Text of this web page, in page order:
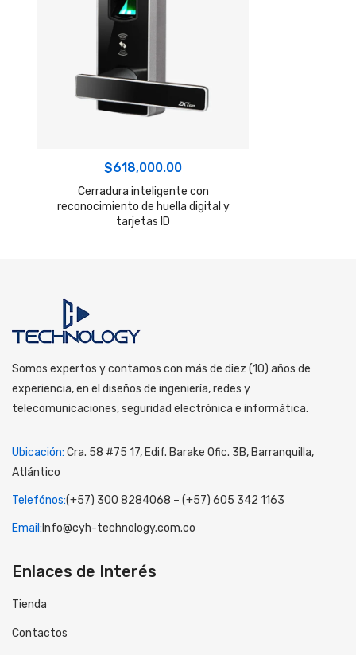
$618,000.00
Cerradura inteligente con
reconocimiento de huella digital y
tarjetas ID
Somos expertos y contamos con más de diez (10) años de
experiencia, en el diseños de ingeniería, redes y
telecomunicaciones, seguridad electrónica e informática.
Ubicación: Cra. 58 #75 17, Edif. Barake Ofic. 3B, Barranquilla,
Atlántico
Telefónos:(+57) 300 8284068 – (+57) 605 342 1163
Email: Info@cyh-technology.com.co
Enlaces de Interés
Tienda
Contactos